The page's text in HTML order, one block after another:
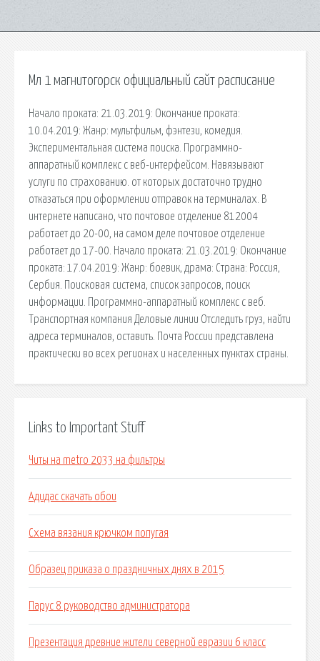
Мл 1 магнитогорск официальный сайт расписание
Начало проката: 21.03.2019: Окончание проката:
10.04.2019: Жанр: мультфильм, фэнтези, комедия.
Экспериментальная система поиска. Программно-
аппаратный комплекс с веб-интерфейсом. Навязывают
услуги по страхованию. от которых достаточно трудно
отказаться при оформлении отправок на терминалах. В
интернете написано, что почтовое отделение 812004
работает до 20-00, на самом деле почтовое отделение
работает до 17-00. Начало проката: 21.03.2019: Окончание
проката: 17.04.2019: Жанр: боевик, драма: Страна: Россия,
Сербия. Поисковая сиcтема, список запросов, поиск
информации. Программно-аппаратный комплекс с веб.
Транспортная компания Деловые линии Отследить груз, найти
адреса терминалов, оставить. Почта России представлена
практически во всех регионах и населенных пунктах страны.
Links to Important Stuff
Читы на metro 2033 на фильтры
Адидас скачать обои
Схема вязания крючком попугая
Образец приказа о праздничных днях в 2015
Парус 8 руководство администратора
Презентация древние жители северной евразии 6 класс